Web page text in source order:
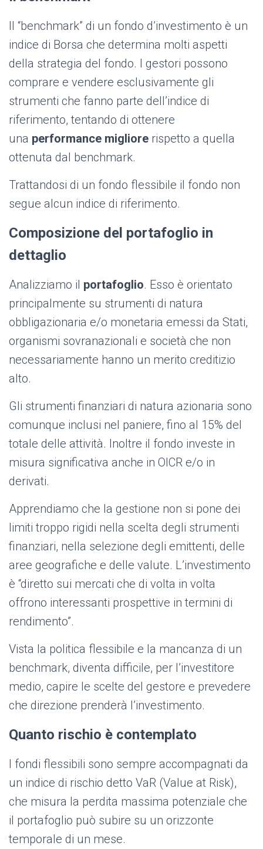
Il “benchmark” di un fondo d’investimento è un
indice di Borsa che determina molti aspetti
della strategia del fondo. I gestori possono
comprare e vendere esclusivamente gli
strumenti che fanno parte dell’indice di
riferimento, tentando di ottenere
una performance migliore rispetto a quella
ottenuta dal benchmark.
Trattandosi di un fondo flessibile il fondo non
segue alcun indice di riferimento.
Composizione del portafoglio in
dettaglio
Analizziamo il portafoglio. Esso è orientato
principalmente su strumenti di natura
obbligazionaria e/o monetaria emessi da Stati,
organismi sovranazionali e società che non
necessariamente hanno un merito creditizio
alto.
Gli strumenti finanziari di natura azionaria sono
comunque inclusi nel paniere, fino al 15% del
totale delle attività. Inoltre il fondo investe in
misura significativa anche in OICR e/o in
derivati.
Apprendiamo che la gestione non si pone dei
limiti troppo rigidi nella scelta degli strumenti
finanziari, nella selezione degli emittenti, delle
aree geografiche e delle valute. L’investimento
è “diretto sui mercati che di volta in volta
offrono interessanti prospettive in termini di
rendimento”.
Vista la politica flessibile e la mancanza di un
benchmark, diventa difficile, per l’investitore
medio, capire le scelte del gestore e prevedere
che direzione prenderà l’investimento.
Quanto rischio è contemplato
I fondi flessibili sono sempre accompagnati da
un indice di rischio detto VaR (Value at Risk),
che misura la perdita massima potenziale che
il portafoglio può subire su un orizzonte
temporale di un mese.